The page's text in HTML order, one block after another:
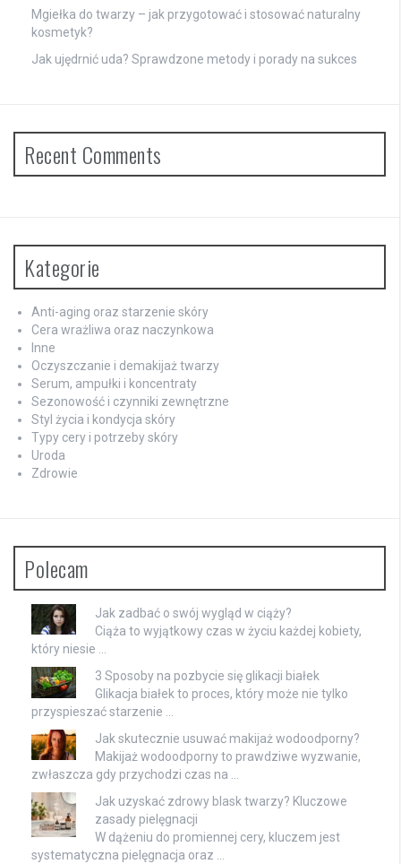
Mgiełka do twarzy – jak przygotować i stosować naturalny
kosmetyk?
Jak ujędrnić uda? Sprawdzone metody i porady na sukces
Recent Comments
Kategorie
Anti-aging oraz starzenie skóry
Cera wrażliwa oraz naczynkowa
Inne
Oczyszczanie i demakijaż twarzy
Serum, ampułki i koncentraty
Sezonowość i czynniki zewnętrzne
Styl życia i kondycja skóry
Typy cery i potrzeby skóry
Uroda
Zdrowie
Polecam
Jak zadbać o swój wygląd w ciąży?
Ciąża to wyjątkowy czas w życiu każdej kobiety,
który niesie …
3 Sposoby na pozbycie się glikacji białek
Glikacja białek to proces, który może nie tylko
przyspieszać starzenie …
Jak skutecznie usuwać makijaż wodoodporny?
Makijaż wodoodporny to prawdziwe wyzwanie,
zwłaszcza gdy przychodzi czas na …
Jak uzyskać zdrowy blask twarzy? Kluczowe
zasady pielęgnacji
W dążeniu do promiennej cery, kluczem jest
systematyczna pielęgnacja oraz …